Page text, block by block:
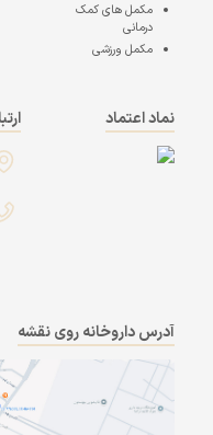
مکمل های کمک
درمانی
مکمل ورزشی
نماد اعتماد
آدرس داروخانه روی نقشه